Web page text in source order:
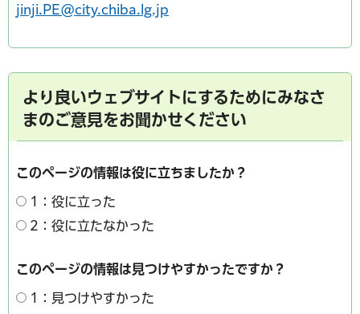
jinji.PE@city.chiba.lg.jp
より良いウェブサイトにするためにみなさ
まのご意見をお聞かせください
このページの情報は役に立ちましたか？
1：役に立った
2：役に立たなかった
このページの情報は見つけやすかったですか？
1：見つけやすかった